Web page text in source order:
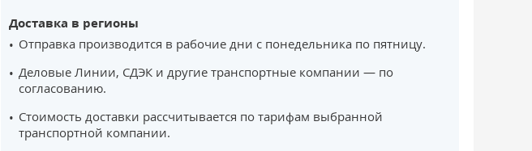
Доставка в регионы
Отправка производится в рабочие дни с понедельника по пятницу.
Деловые Линии, СДЭК и другие транспортные компании — по
согласованию.
Стоимость доставки рассчитывается по тарифам выбранной
транспортной компании.